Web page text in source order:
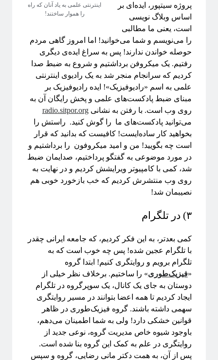
اینترنتی علمی به یاد آنان که راه
را هموار ساختند!
پروژه سیتپور، ایده‌ای بر
اساس وبلاگ نویسی
است، یعنی ما مطالبی
را می‌نویسم و شما می‌خوانید! اما امروز گاهی مردم
حوصله خواندن ندارند! پس به سراغ ایده‌ی دیگری
رفتیم. یک میکروفن برداشتیم و شروع به ضبط صدا
کردیم که سرانجام منجر شد به یک رادیوی اینترنتی
علمی به اسم «رادیوفیزیک»! ایده رادیوفیزیک بر
مبنای ضبط پادکست‌‌های علمی و پخش رایگان آن به
روی وب است. با رفتن به نشانیradio.sitpor.org
می‌توانید پادکست‌های ما را گوش کنید. راستش را
بخواهید کار ساده‌ایست! کافیست که بدانید که قرار
است چه بگویید! من و امید میکروفون را برداشتیم و
در مورد موضوعی به گفتگو پرداختیم، صدایمان ضبط
شد، کمی با کامپیوتر ویرایشش کردیم و در نهایت به
روی وب منتشرش کردیم که خب بازخورد خوبی هم
نصیبمان شد!
۳) در تلگرام
کمی بعدتر، به این فکر کردیم، که جامعه ایرانی چقدر
با تلگرام عجین شده! پس چه خوب است که به
تلگرام برویم و روایتگری کنیم! ابتدا گروه
«فیزیک‌طوری» را ساختیم. برخلاف نظر خیلی از
دوستان به جای یک کانال، یک سوپرگروه در تلگرام
ایجاد کردیم تا همه اعضا بتوانند در مسیر روایتگری
سهمی داشته باشند. گروه فیزیک‌طوری در ظاهر
قوانین خشکی دارد! ولی به شما اطمینان می‌دهم،
باوجود شیوه خاص مدیریت گروه، نوعی جدید از
روایتگری در علم به کمک این گروه بنا شده است.
پس از آن، به همت دکتر مانی رضایی، گروه و سپس